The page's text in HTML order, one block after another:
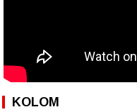
KOLOM